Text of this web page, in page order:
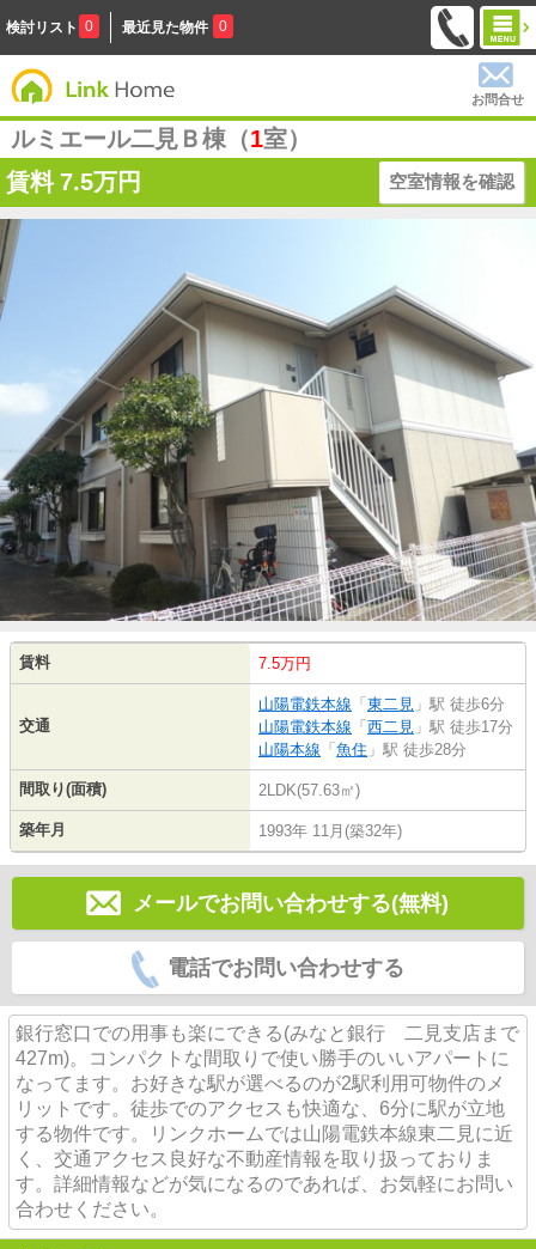
検討リスト 0 最近見た物件 0
お問合せ
ルミエール二見Ｂ棟（1室）
賃料 7.5万円 空室情報を確認
賃料 7.5万円
交通
山陽電鉄本線 「 東二見 」駅 徒歩6分
山陽電鉄本線 「 西二見 」駅 徒歩17分
山陽本線 「 魚住 」駅 徒歩28分
間取り(面積) 2LDK(57.63㎡)
築年月 1993年 11月(築32年)
メールでお問い合わせする(無料)
電話でお問い合わせする
銀行窓口での用事も楽にできる(みなと銀行 二見支店まで
427m)。コンパクトな間取りで使い勝手のいいアパートに
なってます。お好きな駅が選べるのが2駅利用可物件のメ
リットです。徒歩でのアクセスも快適な、6分に駅が立地
する物件です。リンクホームでは山陽電鉄本線東二見に近
く、交通アクセス良好な不動産情報を取り扱っておりま
す。詳細情報などが気になるのであれば、お気軽にお問い
合わせください。